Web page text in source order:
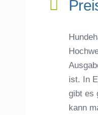
ist. In
gibt es
kann